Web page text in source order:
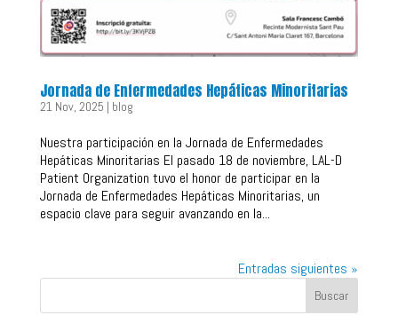
Jornada de Enfermedades Hepáticas Minoritarias
21 Nov, 2025 | blog
Nuestra participación en la Jornada de Enfermedades
Hepáticas Minoritarias El pasado 18 de noviembre, LAL-D
Patient Organization tuvo el honor de participar en la
Jornada de Enfermedades Hepáticas Minoritarias, un
espacio clave para seguir avanzando en la...
Entradas siguientes »
Buscar